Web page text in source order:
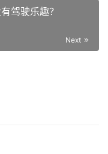
驾驶乐趣？
Next